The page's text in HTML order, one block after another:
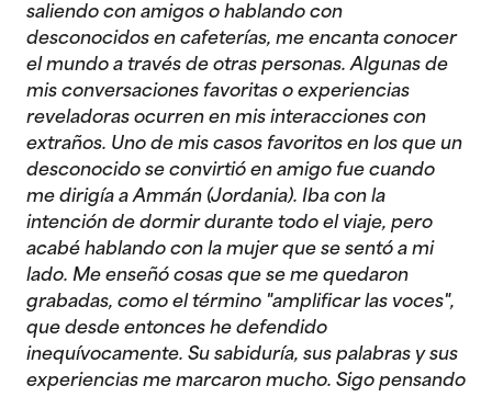
saliendo con amigos o hablando con
desconocidos en cafeterías, me encanta conocer
el mundo a través de otras personas. Algunas de
mis conversaciones favoritas o experiencias
reveladoras ocurren en mis interacciones con
extraños. Uno de mis casos favoritos en los que un
desconocido se convirtió en amigo fue cuando
me dirigía a Ammán (Jordania). Iba con la
intención de dormir durante todo el viaje, pero
acabé hablando con la mujer que se sentó a mi
lado. Me enseñó cosas que se me quedaron
grabadas, como el término "amplificar las voces",
que desde entonces he defendido
inequívocamente. Su sabiduría, sus palabras y sus
experiencias me marcaron mucho. Sigo pensando